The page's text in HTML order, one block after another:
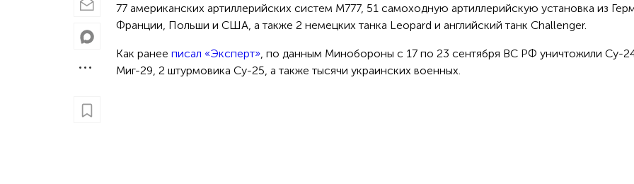
77 американских артиллерийских систем М777, 51 самоходную артиллерийскую установка из
Франции, Польши и США, а также 2 немецких танка Leopard и английский танк Challenger.
Как ранее писал «Эксперт» , по данным Минобороны с 17 по 23 сентября ВС РФ уничтожили Су-
Миг-29, 2 штурмовика Су-25, а также тысячи украинских военных.